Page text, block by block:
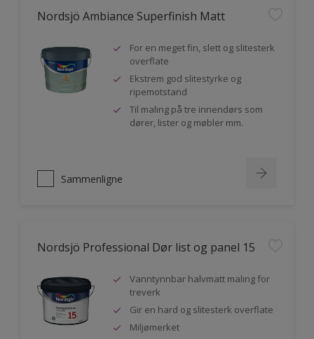
Nordsjö Ambiance Superfinish Matt
For en meget fin, slett og slitesterk
overflate
Ekstrem god slitestyrke og
ripemotstand
Til maling på tre innendørs som
dører, lister og møbler mm.
Sammenligne
Nordsjö Professional Dør list og panel 15
Vanntynnbar halvmatt maling for
treverk
Gir en hard og slitesterk overflate
Miljømerket